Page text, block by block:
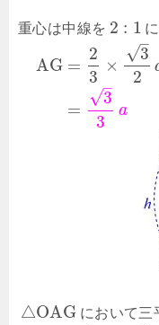
重心は中線を 2 : 1
AG =
=
2
3
×
3
–
√
2
3
–
√
3
a
△OAG において三